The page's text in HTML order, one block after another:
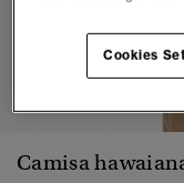
Camisa
Cookies